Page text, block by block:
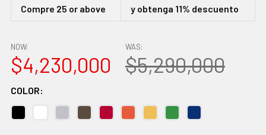
Compre 25 or above y obtenga 11% descuento
NOW:
$4,230,000
WAS:
$5,290,000
COLOR: